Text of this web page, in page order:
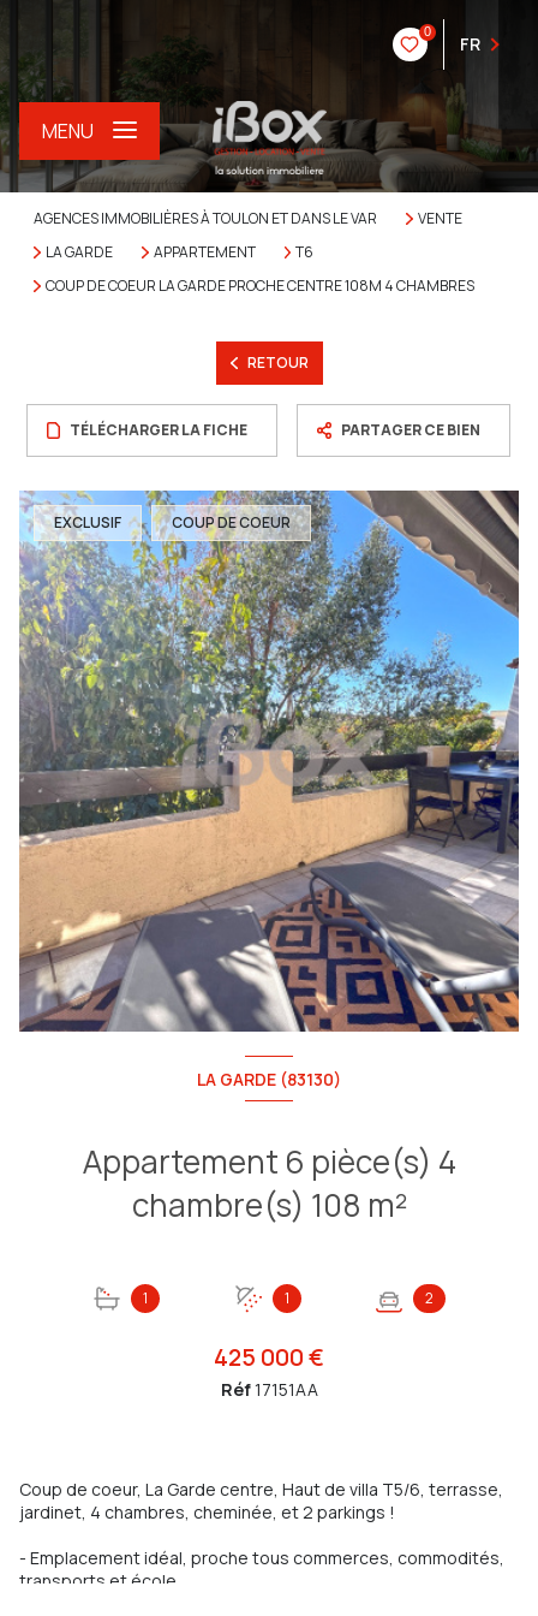
0
FR
MENU
AGENCES IMMOBILIÈRES À TOULON ET DANS LE VAR
VENTE
LA GARDE
APPARTEMENT
T6
COUP DE COEUR LA GARDE PROCHE CENTRE 108M 4 CHAMBRES
RETOUR
TÉLÉCHARGER LA FICHE PARTAGER CE BIEN
EXCLUSIF COUP DE COEUR
LA GARDE (83130)
Appartement 6 pièce(s) 4
chambre(s) 108 m²
1 1 2
425 000 €
Réf17151AA
Coup de coeur, La Garde centre, Haut de villa T5/6, terrasse,
jardinet, 4 chambres, cheminée, et 2 parkings !
- Emplacement idéal, proche tous commerces, commodités,
transports et école